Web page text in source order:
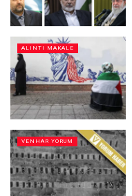
ALINTI MAKALE
VENHAR YORUM